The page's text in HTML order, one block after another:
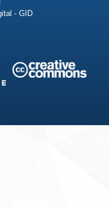
- GID